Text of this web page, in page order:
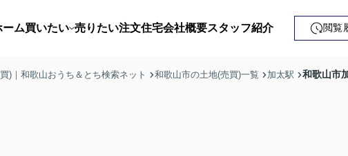
ーム買いたい 売りたい注文住宅会社概要スタッフ紹介 閲覧
)｜和歌山おうち＆とち検索ネット 和歌山市の土地(売買)一覧 加太駅 和歌山市